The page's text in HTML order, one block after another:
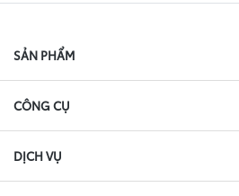
SẢN PHẨM
CÔNG CỤ
DỊCH VỤ